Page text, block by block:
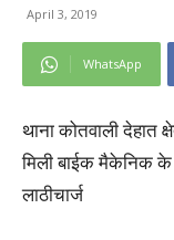
April 3, 2019
WhatsApp
थाना कोतवाली देहात
मिली बाईक मैकेनिक
लाठीचार्ज